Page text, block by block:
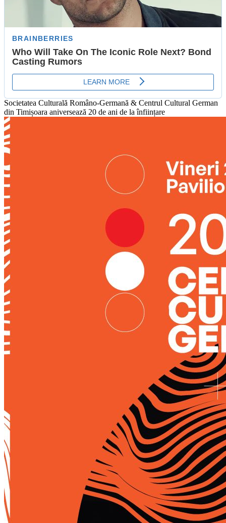
Societatea Culturală Româno-Germană & Centrul Cultural German
din Timișoara aniversează 20 de ani de la înființare